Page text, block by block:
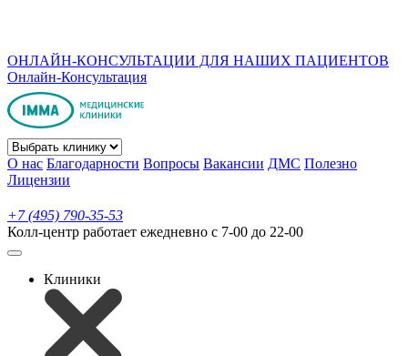
ОНЛАЙН-КОНСУЛЬТАЦИИ ДЛЯ НАШИХ ПАЦИЕНТОВ
Онлайн-Консультация
О нас Благодарности Вопросы Вакансии ДМС Полезно
Лицензии
+7 (495) 790-35-53
Колл-центр работает ежедневно с 7-00 до 22-00
Клиники